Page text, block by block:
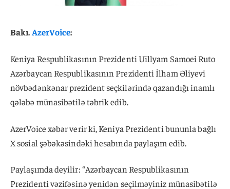
Bakı.AzerVoice:
Keniya Respublikasının Prezidenti Uillyam Samoei Ruto
Azərbaycan Respublikasının Prezidenti İlham Əliyevi
növbədənkənar prezident seçkilərində qazandığı inamlı
qələbə münasibətilə təbrik edib.
AzerVoice xəbər verir ki, Keniya Prezidenti bununla bağlı
X sosial şəbəkəsindəki hesabında paylaşım edib.
Paylaşımda deyilir: “Azərbaycan Respublikasının
Prezidenti vəzifəsinə yenidən seçilməyiniz münasibətilə